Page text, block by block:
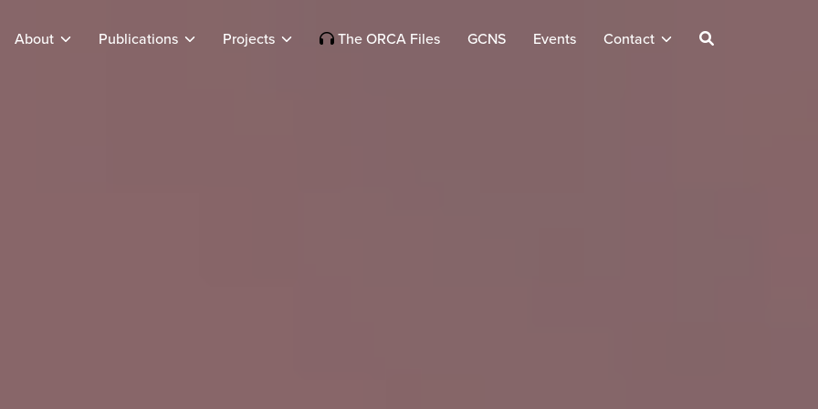
About Publications Projects The ORCA Files GCNS Events Contact